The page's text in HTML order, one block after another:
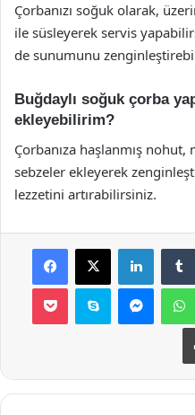
Çorbanızı soğuk olarak,
ile süsleyerek servis
de sunumunu
Buğdaylı soğuk çorba
ekleyebilirim?
Çorbanıza haşlanmış nohut,
sebzeler ekleyerek
lezzetini artırabilirsiniz.
Facebook
X
Pocket Skype